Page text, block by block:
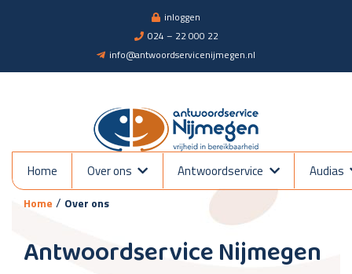
inloggen
024 – 22 000 22
info@antwoordservicenijmegen.nl
Home Over ons Antwoordservice Audias
Home / Over ons
Antwoordservice Nijmegen